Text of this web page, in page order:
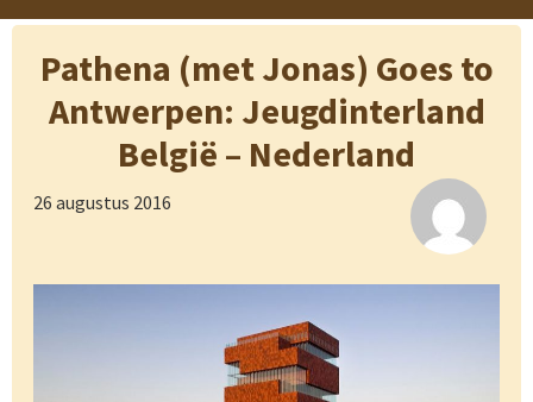
Pathena (met Jonas) Goes to
Antwerpen: Jeugdinterland
België – Nederland
26 augustus 2016